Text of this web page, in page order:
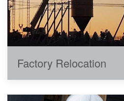
Factory Relocation